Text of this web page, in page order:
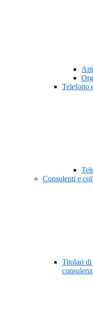
Telefono
Consulenti e
Titolari di